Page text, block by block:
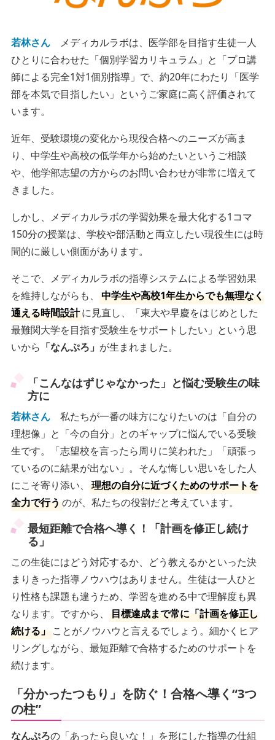
若林さんメディカルラボは、医学部を目指す生徒一人
ひとりに合わせた「個別学習カリキュラム」と「プロ講
師による完全1対1個別指導」で、約20年にわたり「医学
部を本気で目指したい」というご家庭に高く評価されて
います。
近年、受験環境の変化から現役合格へのニーズが高ま
り、中学生や高校の低学年から始めたいというご相談
や、他学部志望の方からのお問い合わせが非常に増えて
きました。
しかし、メディカルラボの学習効果を最大化する1コマ
150分の授業は、学校や部活動と両立したい現役生には時
間的に厳しい側面があります。
そこで、メディカルラボの指導システムによる学習効果
を維持しながらも、
中学生や高校1年生からでも無理なく
通える時間設計に見直し、「東大や早慶をはじめとした
最難関大学を目指す受験生をサポートしたい」という思
いから 「なんぷろ」 が生まれました。
「こんなはずじゃなかった」と悩む受験生の味
方に
若林さん私たちが一番の味方になりたいのは「自分の
理想像」と「今の自分」とのギャップに悩んでいる受験
生です。「志望校を言ったら周りに笑われた」「頑張っ
ているのに結果が出ない」。そんな悔しい思いをした人
にこそ寄り添い、
理想の自分に近づくためのサポートを
全力で行うのが、私たちの役割だと考えています。
最短距離で合格へ導く！「計画を修正し続け
る」
この生徒にはどう対応するか、どう教えるかといった決
まりきった指導ノウハウはありません。生徒は一人ひと
り性格も課題も違うため、学習を進める中で理解度も異
なります。ですから、
目標達成まで常に「計画を修正し
続ける」ことがノウハウと言えるでしょう。細かくヒア
リングしながら、最短距離で合格するためのサポートを
続けます。
「分かったつもり」を防ぐ！合格へ導く“3つ
の柱”
なんぷろの「あったら良いな！」を形にした指導の仕組